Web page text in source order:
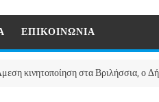
ΕΠΙΚΟΙΝΩΝΙΑ
στα Βριλήσσια, ο Δήμος